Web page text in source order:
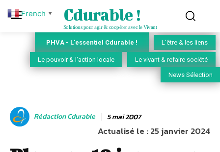
Cdurable !
Solutions pour agir & coopérer avec le Vivant
PHVA - L'essentiel Cdurable ! L'être & les liens
Le pouvoir & l'action locale Le vivant & refaire société
News Sélection
Rédaction Cdurable 5 mai 2007
Actualisé le :25 janvier 2024
French ▼